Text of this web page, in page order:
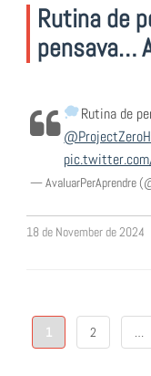
Rutina de
pensava…
Rutina de
— AvaluarPerAprendre
18 de November de 2024
Posts
navigation
1 2 …